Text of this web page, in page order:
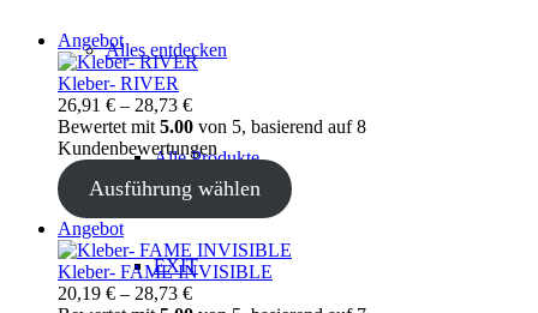
Alles entdecken
Alle Produkte
EXIT
AngebotProdukt
im
Angebot
Kleber- RIVER
26,91 € – 28,73 €
Bewertet mit 5.00 von 5, basierend auf8
Kundenbewertungen
Ausführung wählen
AngebotProdukt
im
Angebot
Kleber- FAME INVISIBLE
20,19 € – 28,73 €